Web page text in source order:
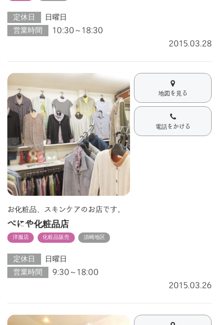
定休日
日曜日
営業時間
10:30～18:30
2015.03.28
地図を見る
電話をかける
お化粧品、スキンケアのお店です。
べにや化粧品店
洋服店 化粧品販売 須崎地区
定休日
日曜日
営業時間
9:30～18:00
2015.03.26